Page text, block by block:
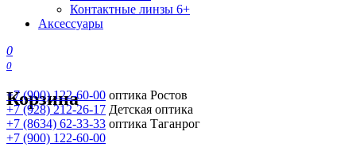
Контактные линзы 6+
Аксессуары
0
0
Корзина
+7 (900) 122-60-00 оптика Ростов
+7 (928) 212-26-17 Детская оптика
+7 (8634) 62-33-33 оптика Таганрог
+7 (900) 122-60-00